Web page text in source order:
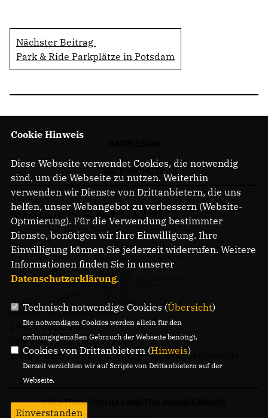
Nächster Beitrag
Park & Ride Parkplätze in Potsdam
Steeven Bretz MdL
Gregor-Mendel-Straße 3
14469 Potsdam
Telefon: 0331 - 20085713
E-Mail: buero.steeven.bretz@mdl.brandenburg.de
CDU-FRAKTION IM LANDTAG BRANDENBURG
Cookie Hinweis
Diese Webseite verwendet Cookies, die notwendig
sind, um die Webseite zu nutzen. Weiterhin
verwenden wir Dienste von Drittanbietern, die uns
helfen, unser Webangebot zu verbessern (Website-
Optmierung). Für die Verwendung bestimmter
Dienste, benötigen wir Ihre Einwilligung. Ihre
Einwilligung können Sie jederzeit widerrufen. Weitere
Informationen finden Sie in unserer
Datenschutzerklärung.
Technisch notwendige Cookies (Übersicht)
Die notwendigen Cookies werden allein für den
ordnungsgemäßen Gebrauch der Webseite benötigt.
Cookies von Drittanbietern (Hinweis)
Derzeit verzichten wir auf Scripte von Drittanbietern auf der
Webseite.
Einverstanden